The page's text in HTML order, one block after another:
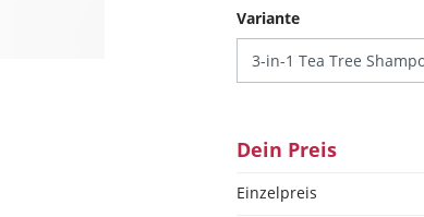
Varianteauswählen
Dein Preis
Einzelpreis